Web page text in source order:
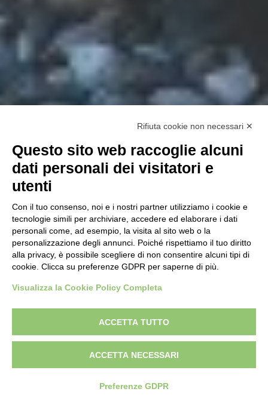
Rifiuta cookie non necessari ✕
Questo sito web raccoglie alcuni
dati personali dei visitatori e
utenti
Con il tuo consenso, noi e i nostri partner utilizziamo i cookie e
tecnologie simili per archiviare, accedere ed elaborare i dati
personali come, ad esempio, la visita al sito web o la
personalizzazione degli annunci. Poiché rispettiamo il tuo diritto
alla privacy, è possibile scegliere di non consentire alcuni tipi di
cookie. Clicca su preferenze GDPR per saperne di più.
Visualizza la Cookie Policy Completa
ACCETTA TUTTO
ACCETTA NECESSARI
Preferenze GDPR